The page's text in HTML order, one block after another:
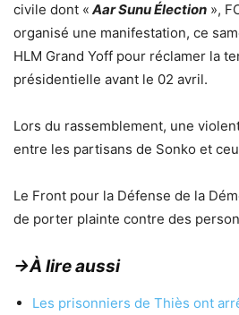
civile dont « Aar Sunu Élection »,
organisé une manifestation, ce
HLM Grand Yoff pour réclamer la
présidentielle avant le 02 avril.
Lors du rassemblement, une
entre les partisans de Sonko et
Le Front pour la Défense de la
de porter plainte contre des
→À lire aussi
Les prisonniers de Thiès ont